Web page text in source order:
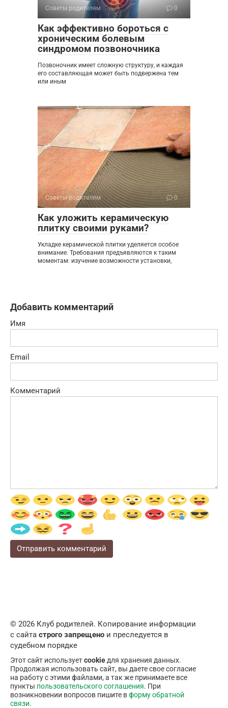
Советы родителям 0
Как эффективно бороться с
хроническим болевым
синдромом позвоночника
Позвоночник имеет сложную структуру, и каждая
его составляющая может быть подвержена тем
или иным
Советы родителям 0
Как уложить керамическую
плитку своими руками?
Укладке керамической плитки уделяется особое
внимание. Требования предъявляются к таким
моментам: изучение возможности установки,
Добавить комментарий
Имя
Email
Комментарий
© 2026 Клуб родителей. Копирование информации
с сайта строго запрещено и преследуется в
судебном порядке
Этот сайт используетcookie для хранения данных.
Продолжая использовать сайт, вы даете свое согласие
на работу с этими файлами, а так же принимаете все
пункты пользовательского соглашения. При
возникновении вопросов пишите вформу обратной
связи.